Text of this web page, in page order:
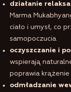
działanie
Marma
ciało i umysł, co
samopoczucia.
oczyszczanie i
wspierają
poprawia
odmładzanie